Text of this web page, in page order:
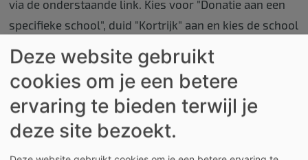
via de onderstaande link. Kies voor "Donatie aan een
specifieke school", duid "Kortrijk" aan en kies de school
die je wil steunen.
Doneer
Heb je als Kortrijkse school interesse om ook hiermee
aan de slag te gaan? Neem dan contact op met
Deze website gebruikt
cookies om je een betere
ervaring te bieden terwijl je
deze site bezoekt.